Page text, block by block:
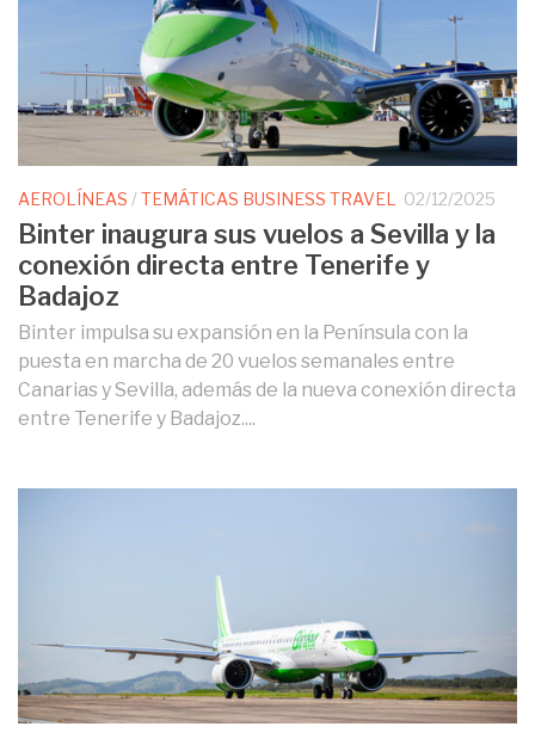
AEROLÍNEAS /TEMÁTICAS BUSINESS TRAVEL 02/12/2025
Binter inaugura sus vuelos a Sevilla y la
conexión directa entre Tenerife y
Badajoz
Binter impulsa su expansión en la Península con la
puesta en marcha de 20 vuelos semanales entre
Canarias y Sevilla, además de la nueva conexión directa
entre Tenerife y Badajoz....